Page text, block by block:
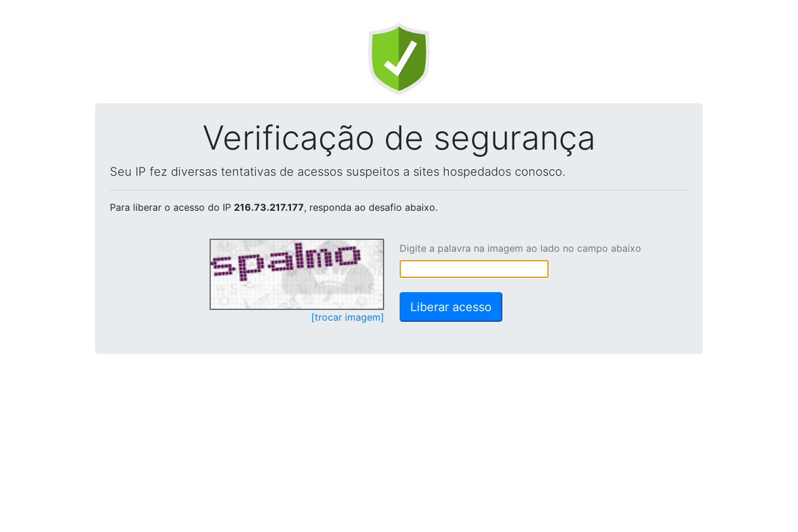
Verificação de segurança
Seu IP fez diversas tentativas de acessos suspeitos a sites hospedados conosco.
Para liberar o acesso do IP 216.73.217.177, responda ao desafio abaixo.
[trocar imagem]
Digite a palavra na imagem ao lado no campo abaixo